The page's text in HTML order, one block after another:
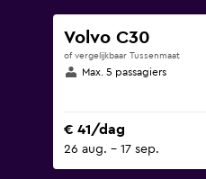
Volvo C30
of vergelijkbaar Tussenmaat
Max. 5 passagiers
€ 41/dag
26 aug. - 17 sep.